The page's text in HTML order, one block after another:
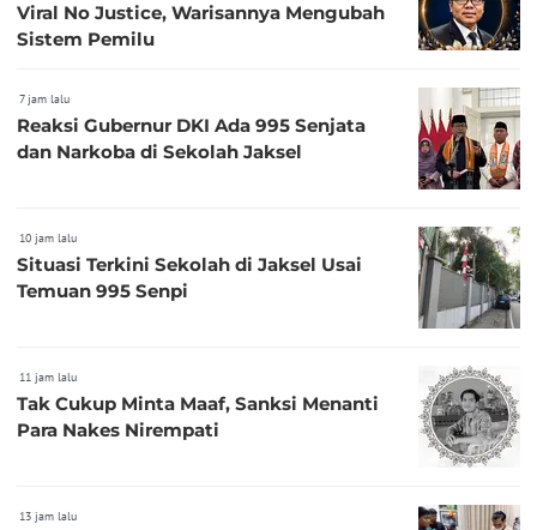
Viral No Justice, Warisannya Mengubah
Sistem Pemilu
7 jam lalu
Reaksi Gubernur DKI Ada 995 Senjata
dan Narkoba di Sekolah Jaksel
10 jam lalu
Situasi Terkini Sekolah di Jaksel Usai
Temuan 995 Senpi
11 jam lalu
Tak Cukup Minta Maaf, Sanksi Menanti
Para Nakes Nirempati
13 jam lalu